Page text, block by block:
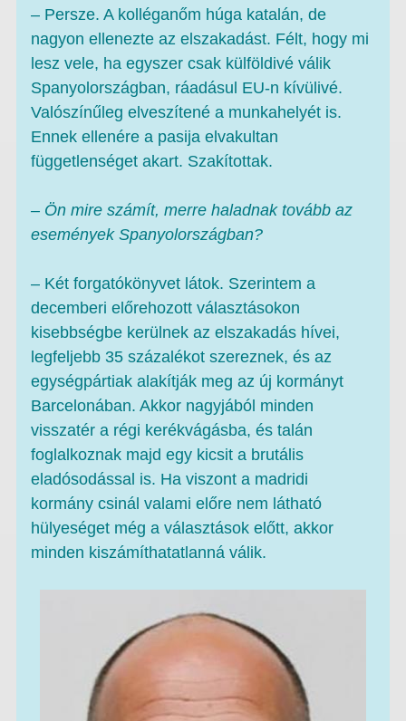
– Persze. A kolléganőm húga katalán, de
nagyon ellenezte az elszakadást. Félt, hogy mi
lesz vele, ha egyszer csak külföldivé válik
Spanyolországban, ráadásul EU-n kívülivé.
Valószínűleg elveszítené a munkahelyét is.
Ennek ellenére a pasija elvakultan
függetlenséget akart. Szakítottak.
– Ön mire számít, merre haladnak tovább az
események Spanyolországban?
– Két forgatókönyvet látok. Szerintem a
decemberi előrehozott választásokon
kisebbségbe kerülnek az elszakadás hívei,
legfeljebb 35 százalékot szereznek, és az
egységpártiak alakítják meg az új kormányt
Barcelonában. Akkor nagyjából minden
visszatér a régi kerékvágásba, és talán
foglalkoznak majd egy kicsit a brutális
eladósodással is. Ha viszont a madridi
kormány csinál valami előre nem látható
hülyeséget még a választások előtt, akkor
minden kiszámíthatatlanná válik.